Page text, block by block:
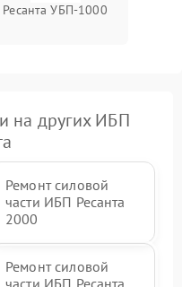
₽
₽
₽ Подробнее →
Ресанта УБП-1000
на других ИБП
Ремонт силовой
части ИБП Ресанта
2000
Ремонт силовой
части ИБП Ресанта